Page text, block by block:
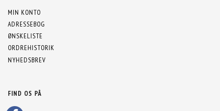
MIN KONTO
ADRESSEBOG
ØNSKELISTE
ORDREHISTORIK
NYHEDSBREV
FIND OS PÅ